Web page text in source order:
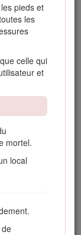
pieds et
les
celle qui
et
mortel.
local
ranger la
et
état de
les
les
doit
les
les